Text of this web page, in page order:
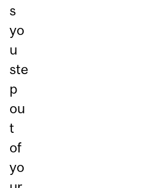
s
yo
u
ste
p
ou
t
of
yo